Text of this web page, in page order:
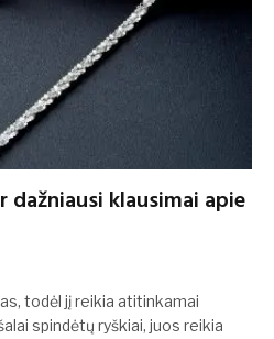
dažniausi klausimai apie
todėl jį reikia atitinkamai
spindėtų ryškiai, juos reikia